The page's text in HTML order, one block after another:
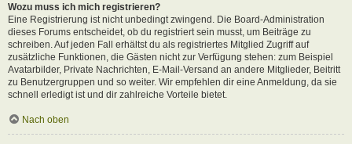
Wozu muss ich mich registrieren?
Eine Registrierung ist nicht unbedingt zwingend. Die Board-Administration
dieses Forums entscheidet, ob du registriert sein musst, um Beiträge zu
schreiben. Auf jeden Fall erhältst du als registriertes Mitglied Zugriff auf
zusätzliche Funktionen, die Gästen nicht zur Verfügung stehen: zum Beispiel
Avatarbilder, Private Nachrichten, E-Mail-Versand an andere Mitglieder, Beitritt
zu Benutzergruppen und so weiter. Wir empfehlen dir eine Anmeldung, da sie
schnell erledigt ist und dir zahlreiche Vorteile bietet.
Nach oben